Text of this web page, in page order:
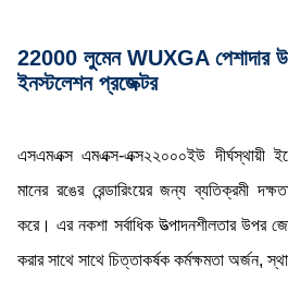
22000 লুমেন WUXGA পেশাদার
ইনস্টলেশন প্রজেক্টর
এসএমএক্স এমএক্স-এক্স২২০০০ইউ দীর্ঘস্থায়ী
মানের রঙের রেন্ডারিংয়ের জন্য ব্যতিক্রমী
করে। এর নকশা সর্বাধিক উত্পাদনশীলতার উপর
করার সাথে সাথে চিত্তাকর্ষক কর্মক্ষমতা অর্জন,